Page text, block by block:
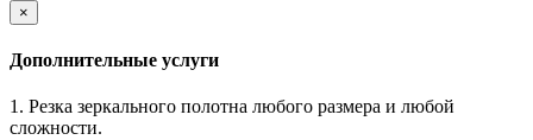
×
Дополнительные услуги
1. Резка зеркального полотна любого размера и любой
сложности.